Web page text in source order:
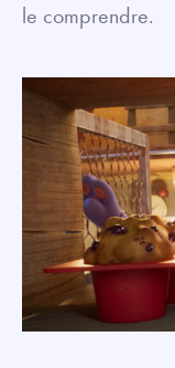
le comprendre.